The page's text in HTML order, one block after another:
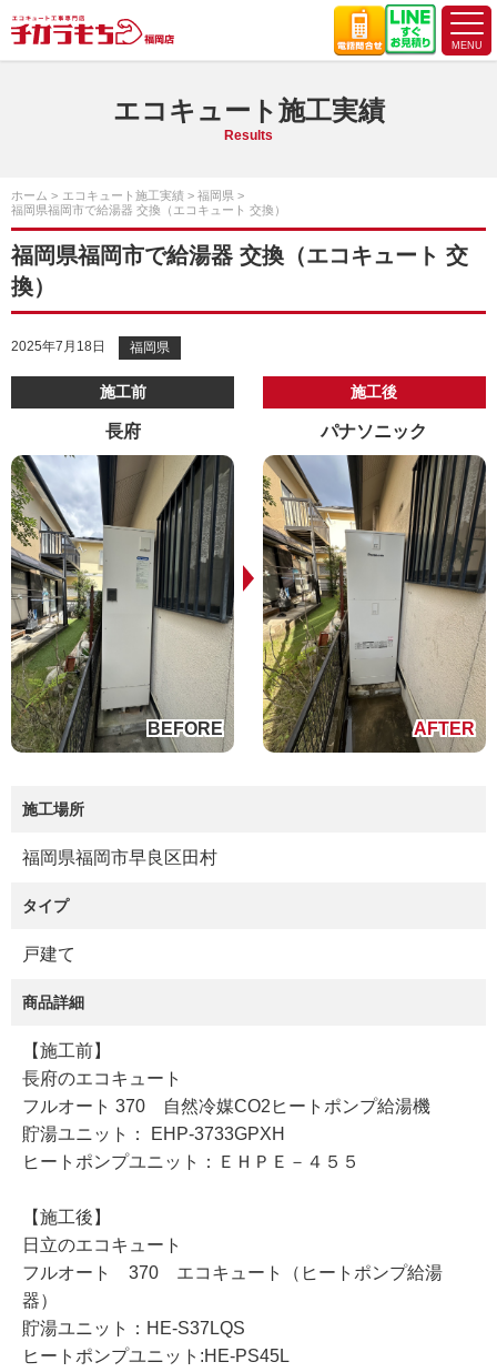
エコキュート施工実績
Results
ホーム エコキュート施工実績
福岡県
福岡県福岡市で給湯器 交換（エコキュート 交換）
福岡県福岡市で給湯器 交換（エコキュート 交
換）
2025年7月18日 福岡県
施工前
長府
施工後
パナソニック
施工場所
福岡県福岡市早良区田村
タイプ
戸建て
商品詳細
【施工前】
長府のエコキュート
フルオート 370 自然冷媒CO2ヒートポンプ給湯機
貯湯ユニット： EHP-3733GPXH
ヒートポンプユニット：ＥＨＰＥ－４５５
【施工後】
日立のエコキュート
フルオート 370 エコキュート（ヒートポンプ給湯
器）
貯湯ユニット：HE-S37LQS
ヒートポンプユニット:HE-PS45L